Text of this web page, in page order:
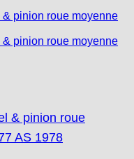
& pinion roue
AS 1978